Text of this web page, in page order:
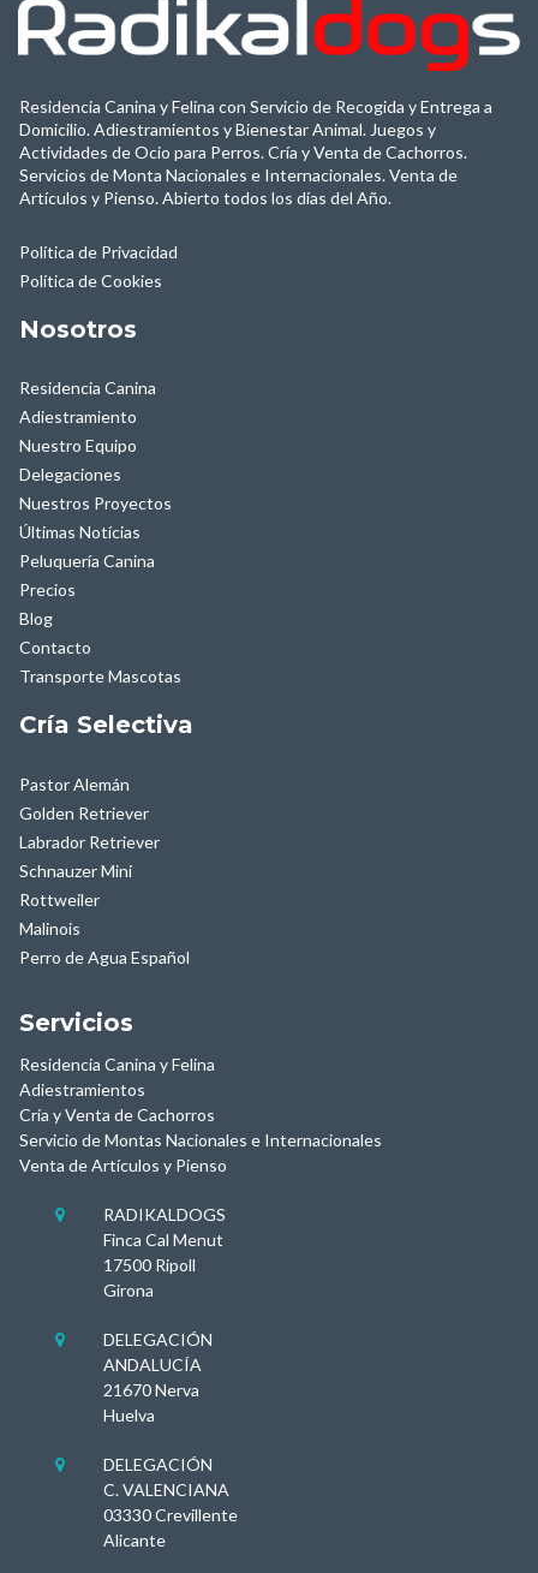
Residencia Canina y Felina con Servicio de Recogida y Entrega a
Domicilio.Adiestramientos y Bienestar Animal. Juegos y
Actividades de Ocio para Perros. Cría y Venta de Cachorros.
Servicios de Monta Nacionales e Internacionales. Venta de
Artículos y Pienso. Abierto todos los días del Año.
Política de Privacidad
Política de Cookies
Nosotros
Residencia Canina
Adiestramiento
Nuestro Equipo
Delegaciones
Nuestros Proyectos
Últimas Notícias
Peluquería Canina
Precios
Blog
Contacto
Transporte Mascotas
Cría Selectiva
Pastor Alemán
Golden Retriever
Labrador Retriever
Schnauzer Mini
Rottweiler
Malinois
Perro de Agua Español
Servicios
Residencia Canina y Felina
Adiestramientos
Cría y Venta de Cachorros
Servicio de Montas Nacionales e Internacionales
Venta de Artículos y Pienso

RADIKALDOGS
Finca Cal Menut
17500 Ripoll
Girona

DELEGACIÓN
ANDALUCÍA
21670 Nerva
Huelva

DELEGACIÓN
C. VALENCIANA
03330 Crevillente
Alicante